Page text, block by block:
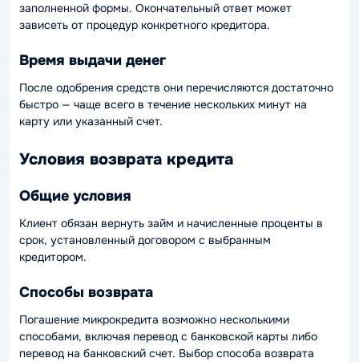
заполненной формы. Окончательный ответ может
зависеть от процедур конкретного кредитора.
Время выдачи денег
После одобрения средств они перечисляются достаточно
быстро — чаще всего в течение нескольких минут на
карту или указанный счет.
Условия возврата кредита
Общие условия
Клиент обязан вернуть займ и начисленные проценты в
срок, установленный договором с выбранным
кредитором.
Способы возврата
Погашение микрокредита возможно несколькими
способами, включая перевод с банковской карты либо
перевод на банковский счет. Выбор способа возврата